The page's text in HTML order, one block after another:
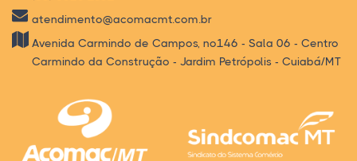
atendimento@acomacmt.com.br
Avenida Carmindo de Campos, nº146 - Sala 06 - Centro
Carmindo da Construção - Jardim Petrópolis - Cuiabá/MT